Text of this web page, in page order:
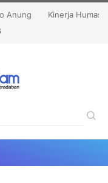
Sabet Popular
Award 2026